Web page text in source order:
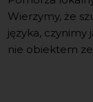
Wierzymy, że
języka, czynimy
nie obiektem